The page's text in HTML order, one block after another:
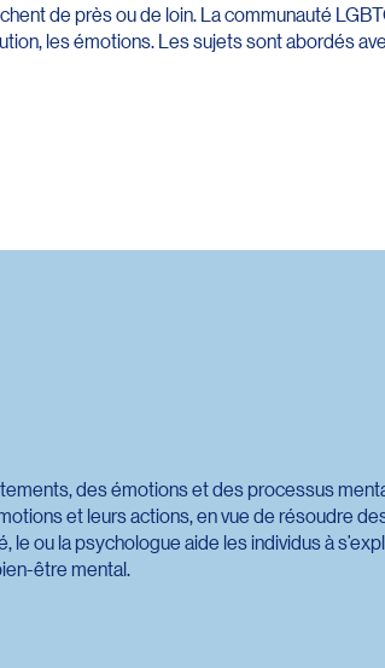
de près ou de loin. La communauté
les émotions. Les sujets sont abordés
des émotions et des processus
et leurs actions, en vue de résoudre
ou la psychologue aide les individus à
être mental.